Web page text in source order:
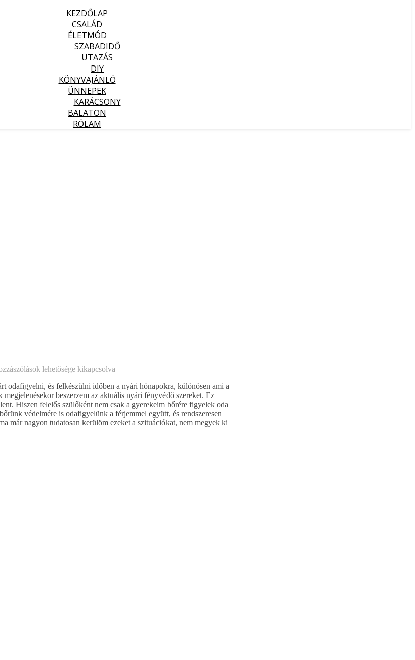
KEZDŐLAP
CSALÁD
ÉLETMÓD
SZABADIDŐ
UTAZÁS
DIY
KÖNYVAJÁNLÓ
ÜNNEPEK
KARÁCSONY
BALATON
RÓLAM
lehetősége kikapcsolva
odafigyelni, és felkészülni időben a nyári hónapokra, különösen ami a
beszerzem az aktuális nyári fényvédő szereket. Ez
Hiszen felelős szülőként nem csak a gyerekeim bőrére figyelek oda
védelmére is odafigyelünk a férjemmel együtt, és rendszeresen
már nagyon tudatosan kerülöm ezeket a szituációkat, nem megyek ki